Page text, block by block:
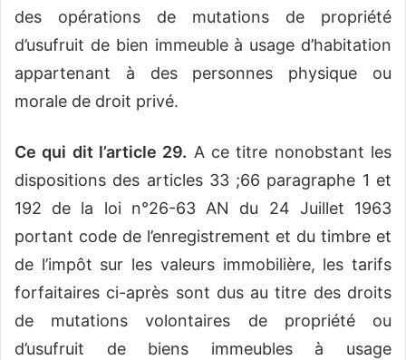
des opérations de mutations de propriété
d’usufruit de bien immeuble à usage d’habitation
appartenant à des personnes physique ou
morale de droit privé.
Ce qui dit l’article 29. A ce titre nonobstant les
dispositions des articles 33 ;66 paragraphe 1 et
192 de la loi n°26-63 AN du 24 Juillet 1963
portant code de l’enregistrement et du timbre et
de l’impôt sur les valeurs immobilière, les tarifs
forfaitaires ci-après sont dus au titre des droits
de mutations volontaires de propriété ou
d’usufruit de biens immeubles à usage